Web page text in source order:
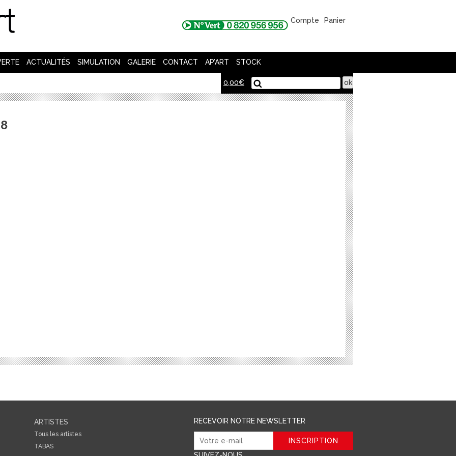
Compte Panier
ACTUALITÉS SIMULATION GALERIE CONTACT AP’ART STOCK
0,00€
ARTISTES
Tous les artistes
TABAS
RECEVOIR NOTRE NEWSLETTER